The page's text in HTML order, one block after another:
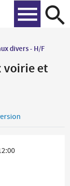
divers - H/F
voirie et